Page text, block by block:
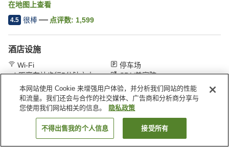
在地图上查看
4.5 很棒 点评数: 1,599
酒店设施
Wi-Fi
停车场
距离车站步行5分钟之内
SPA/美容院
首页 日本 千叶县 浦安 东京湾大仓酒店
搜索客房
本网站使用 Cookie 来增强用户体验，并分析我们网站的性能
和流量。我们还会与合作的社交媒体、广告商和分析商分享与
您使用我们网站相关的信息。
隐私政策
不得出售我的个人信息 接受所有